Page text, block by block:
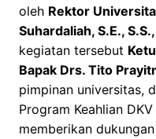
oleh Rektor
Suhardaliah, S.E.,
kegiatan tersebut
Bapak Drs. Tito
pimpinan universitas,
Program Keahlian
memberikan